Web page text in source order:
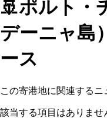
🚢ポルト・
デーニャ島
ース
この寄港地に関連するニ
該当する項目はありませ